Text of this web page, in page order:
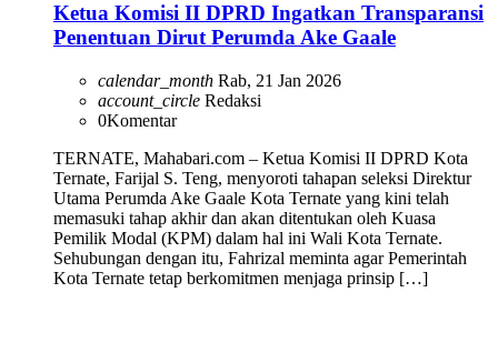
Ketua Komisi II DPRD Ingatkan Transparansi
Penentuan Dirut Perumda Ake Gaale
calendar_month Rab, 21 Jan 2026
account_circle Redaksi
0Komentar
TERNATE, Mahabari.com – Ketua Komisi II DPRD Kota
Ternate, Farijal S. Teng, menyoroti tahapan seleksi Direktur
Utama Perumda Ake Gaale Kota Ternate yang kini telah
memasuki tahap akhir dan akan ditentukan oleh Kuasa
Pemilik Modal (KPM) dalam hal ini Wali Kota Ternate.
Sehubungan dengan itu, Fahrizal meminta agar Pemerintah
Kota Ternate tetap berkomitmen menjaga prinsip […]